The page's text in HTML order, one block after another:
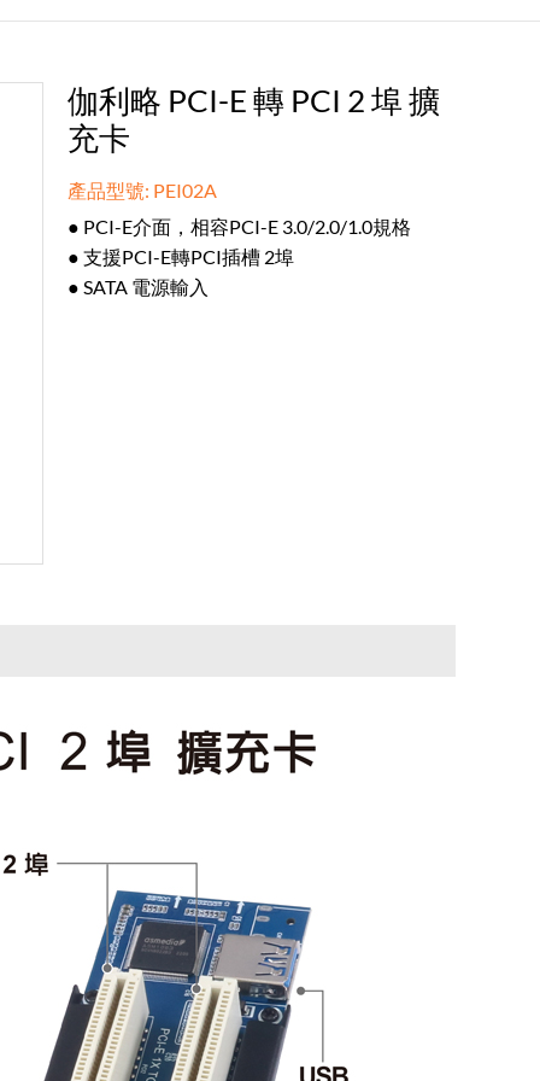
伽利略 PCI-E 轉 PCI 2 埠 擴
充卡
產品型號: PEI02A
● PCI-E介面，相容PCI-E 3.0/2.0/1.0規格
● 支援PCI-E轉PCI插槽 2埠
● SATA 電源輸入